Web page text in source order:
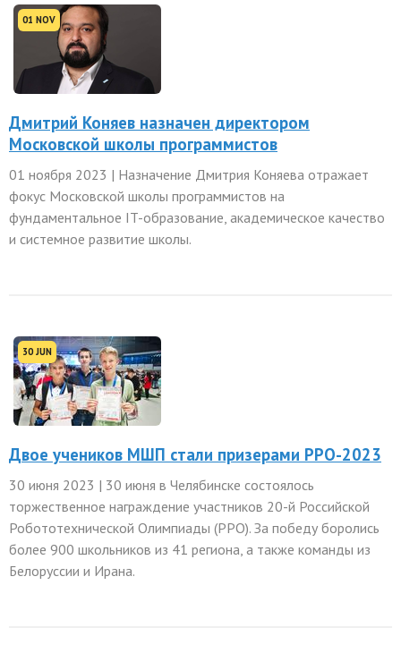
01 NOV
Дмитрий Коняев назначен директором
Московской школы программистов
01 ноября 2023 | Назначение Дмитрия Коняева отражает
фокус Московской школы программистов на
фундаментальное IT-образование, академическое качество
и системное развитие школы.
30 JUN
Двое учеников МШП стали призерами РРО-2023
30 июня 2023 | 30 июня в Челябинске состоялось
торжественное награждение участников 20-й Российской
Робототехнической Олимпиады (РРО). За победу боролись
более 900 школьников из 41 региона, а также команды из
Белоруссии и Ирана.